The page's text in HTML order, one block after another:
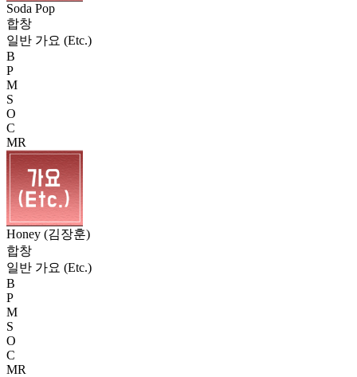
Soda Pop
합창
일반 가요 (Etc.)
B
P
M
S
O
C
MR
Honey (김장훈)
합창
일반 가요 (Etc.)
B
P
M
S
O
C
MR